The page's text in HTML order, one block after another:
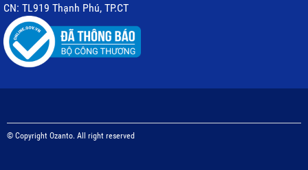
CN: TL919 Thạnh Phú, TP.CT
© Copyright Ozanto. All right reserved